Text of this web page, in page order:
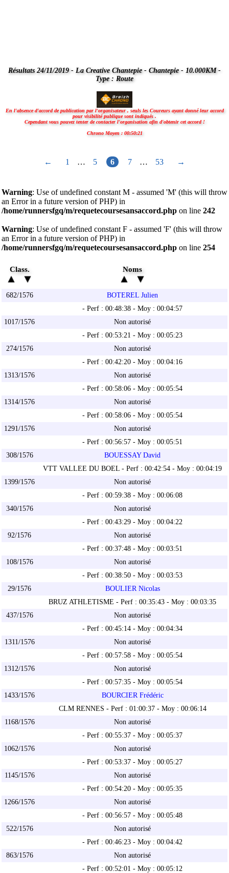
Résultats 24/11/2019 - La Creative Chantepie - Chantepie - 10.000KM -
Type : Route
En l'absence d'accord de publication par l'organisateur , seuls les Coureurs ayant donné leur accord
pour visibilité publique sont indiqués .
Cependant vous pouvez tenter de contacter l'organisation afin d'obtenir cet accord !
Chrono Moyen : 00:50:21
← 1 … 5 6 7 … 53 →
Warning: Use of undefined constant M - assumed 'M' (this will throw
an Error in a future version of PHP) in
/home/runnersfgq/m/requetecoursesansaccord.php on line 242
Warning: Use of undefined constant F - assumed 'F' (this will throw
an Error in a future version of PHP) in
/home/runnersfgq/m/requetecoursesansaccord.php on line 254
Class. Noms
682/1576
BOTEREL Julien
- Perf : 00:48:38 - Moy : 00:04:57
1017/1576
Non autorisé
- Perf : 00:53:21 - Moy : 00:05:23
274/1576
Non autorisé
- Perf : 00:42:20 - Moy : 00:04:16
1313/1576
Non autorisé
- Perf : 00:58:06 - Moy : 00:05:54
1314/1576
Non autorisé
- Perf : 00:58:06 - Moy : 00:05:54
1291/1576
Non autorisé
- Perf : 00:56:57 - Moy : 00:05:51
308/1576
BOUESSAY David
VTT VALLEE DU BOEL - Perf : 00:42:54 - Moy : 00:04:19
1399/1576
Non autorisé
- Perf : 00:59:38 - Moy : 00:06:08
340/1576
Non autorisé
- Perf : 00:43:29 - Moy : 00:04:22
92/1576
Non autorisé
- Perf : 00:37:48 - Moy : 00:03:51
108/1576
Non autorisé
- Perf : 00:38:50 - Moy : 00:03:53
29/1576
BOULIER Nicolas
BRUZ ATHLETISME - Perf : 00:35:43 - Moy : 00:03:35
437/1576
Non autorisé
- Perf : 00:45:14 - Moy : 00:04:34
1311/1576
Non autorisé
- Perf : 00:57:58 - Moy : 00:05:54
1312/1576
Non autorisé
- Perf : 00:57:35 - Moy : 00:05:54
1433/1576
BOURCIER Frédéric
CLM RENNES - Perf : 01:00:37 - Moy : 00:06:14
1168/1576
Non autorisé
- Perf : 00:55:37 - Moy : 00:05:37
1062/1576
Non autorisé
- Perf : 00:53:37 - Moy : 00:05:27
1145/1576
Non autorisé
- Perf : 00:54:20 - Moy : 00:05:35
1266/1576
Non autorisé
- Perf : 00:56:57 - Moy : 00:05:48
522/1576
Non autorisé
- Perf : 00:46:23 - Moy : 00:04:42
863/1576
Non autorisé
- Perf : 00:52:01 - Moy : 00:05:12